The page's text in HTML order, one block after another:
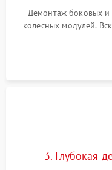
Демонтаж боковых и
колесных модулей.
очистка
скопившейся
3. Глубокая